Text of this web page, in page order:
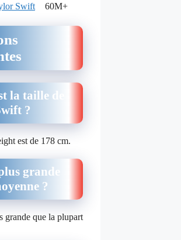
Swift 60M+
la taille de
?
est de 178 cm.
grande
?
grande que la plupart